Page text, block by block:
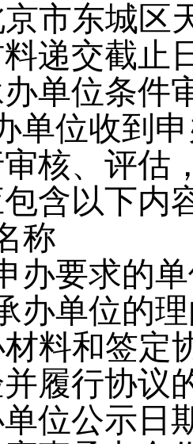
市东城区
递交截止
单位条件
单位收到
核、评估
含以下内
称
办要求的
办单位的
料和签定
履行协议
位公示日